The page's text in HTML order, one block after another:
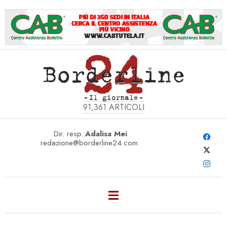
91,361 ARTICOLI
Dir. resp.:Adalisa Mei
redazione@borderline24.com